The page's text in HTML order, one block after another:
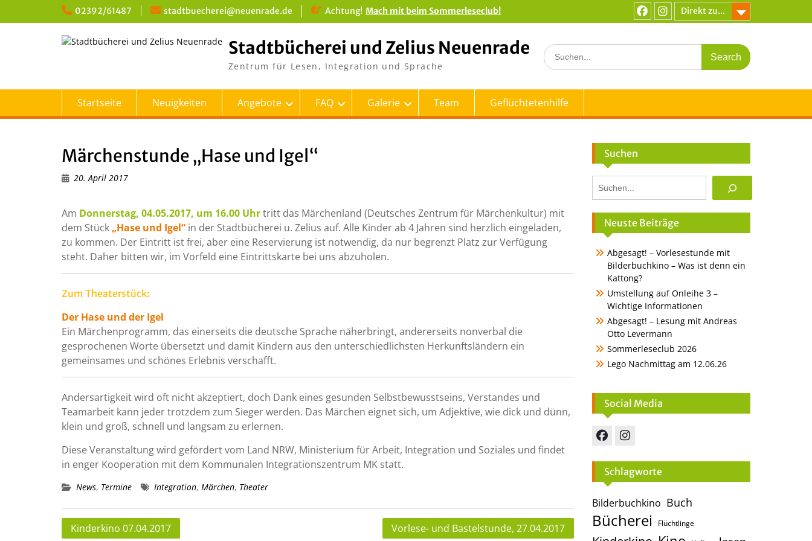
02392/61487 stadtbuecherei@neuenrade.de Achtung! Mach mit beim Sommerleseclub!
Direkt zu...
FacebookInstagram
Stadtbücherei und Zelius Neuenrade
Zentrum für Lesen, Integration und Sprache
Search
for:
Startseite Neuigkeiten Angebote FAQ Galerie Team Geflüchtetenhilfe
Märchenstunde „Hase und Igel“
20. April 2017
Am Donnerstag, 04.05.2017, um 16.00 Uhrtritt das Märchenland (Deutsches Zentrum für Märchenkultur) mit
dem Stück „Hase und Igel“ in der Stadtbücherei u. Zelius auf. Alle Kinder ab 4 Jahren sind herzlich eingeladen,
zu kommen. Der Eintritt ist frei, aber eine Reservierung ist notwendig, da nur begrenzt Platz zur Verfügung
steht. Daher bitten wir, im Vorfeld eine Eintrittskarte bei uns abzuholen.
Zum Theaterstück:
Der Hase und der Igel
Ein Märchenprogramm, das einerseits die deutsche Sprache näherbringt, andererseits nonverbal die
gesprochenen Worte übersetzt und damit Kindern aus den unterschiedlichsten Herkunftsländern ein
gemeinsames und schönes Erlebnis verschafft.
Andersartigkeit wird oft nicht akzeptiert, doch Dank eines gesunden Selbstbewusstseins, Verstandes und
Teamarbeit kann jeder trotzdem zum Sieger werden. Das Märchen eignet sich, um Adjektive, wie dick und dünn,
klein und groß, schnell und langsam zu erlernen.
Diese Veranstaltung wird gefördert vom Land NRW, Ministerium für Arbeit, Integration und Soziales und findet
in enger Kooperation mit dem Kommunalen Integrationszentrum MK statt.
News, Termine Integration, Märchen, Theater
Beitragsnavigation
Kinderkino 07.04.2017 Vorlese- und Bastelstunde, 27.04.2017
Suchen
Neuste Beiträge
Abgesagt! – Vorlesestunde mit
Bilderbuchkino – Was ist denn ein
Kattong?
Umstellung auf Onleihe 3 –
Wichtige Informationen
Abgesagt! – Lesung mit Andreas
Otto Levermann
Sommerleseclub 2026
Lego Nachmittag am 12.06.26
Social Media
Schlagworte
Bilderbuchkino Buch
Bücherei Flüchtlinge